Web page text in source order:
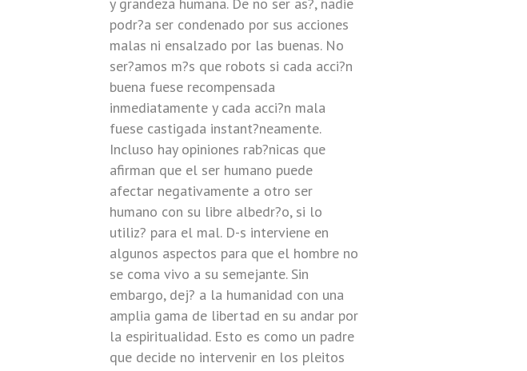
podr?a ser condenado por sus acciones
malas ni ensalzado por las buenas. No
ser?amos m?s que robots si cada acci?n
buena fuese recompensada
inmediatamente y cada acci?n mala
fuese castigada instant?neamente.
Incluso hay opiniones rab?nicas que
afirman que el ser humano puede
afectar negativamente a otro ser
humano con su libre albedr?o, si lo
utiliz? para el mal. D-s interviene en
algunos aspectos para que el hombre no
se coma vivo a su semejante. Sin
embargo, dej? a la humanidad con una
amplia gama de libertad en su andar por
la espiritualidad. Esto es como un padre
que decide no intervenir en los pleitos